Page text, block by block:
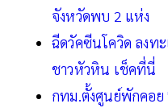
จังหวัดพบ 2 แห่ง
ฉีดวัคซีนโควิด ลงท
ชาวหัวหิน เช็คที่นี่
กทม.ตั้งศูนย์พักคอย